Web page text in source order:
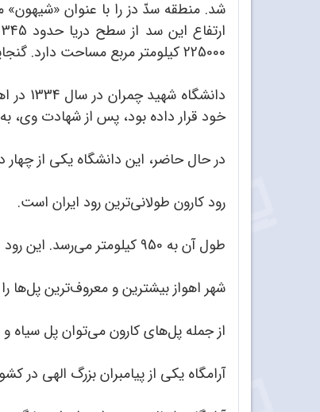
225000 کیلومتر مربع مساحت دارد. گنجایش نهایی این سد حدود 3/3 میلیارد متر مکعب است.
خود قرار داده بود، پس از شهادت وی،
در حال حاضر، این دانشگاه یکی از
رود کارون طولانی‌ترین رود ایران است.
طول آن به 950 کیلومتر می‌رسد. این رود از استان چهار محال و بختیاری شروع می‌شود و به جلگه‌ی خوزستان در منطقه‌ی گتوند می‌رسد.
شهر اهواز بیشترین و معروف‌ترین پل‌ها
از جمله پل‌های کارون می‌توان پل سیاه و
آرامگاه یکی از پیامبران بزرگ الهی در